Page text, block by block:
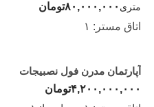
لوکس در طبقه چهاردهم
فریدونکنار
متری ۸۰,۰۰۰,۰۰۰تومان
اتاق مستر: ۱
آپارتمان مدرن فول نصبیجات
ساحلی/فریدونکنار
۴,۲۰۰,۰۰۰,۰۰۰تومان